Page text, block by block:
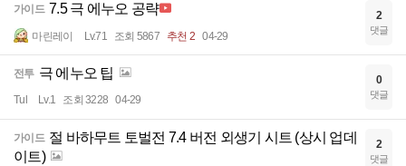
가이드 7.5 극 에누오 공략
마린레이 Lv.71 조회 5867 추천 2 04-29
2
댓글
전투 극 에누오 팁
Tul Lv.1 조회 3228 04-29
0
댓글
가이드 절 바하무트 토벌전 7.4 버전 외생기 시트 (상시 업데
이트)
2
댓글